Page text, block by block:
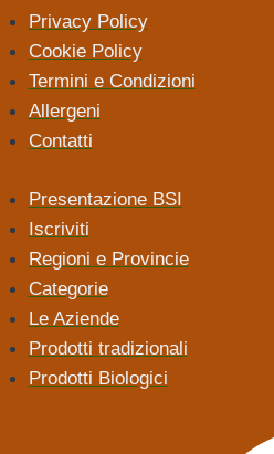
Privacy Policy
Cookie Policy
Termini e Condizioni
Allergeni
Contatti
Presentazione BSI
Iscriviti
Regioni e Provincie
Categorie
Le Aziende
Prodotti tradizionali
Prodotti Biologici